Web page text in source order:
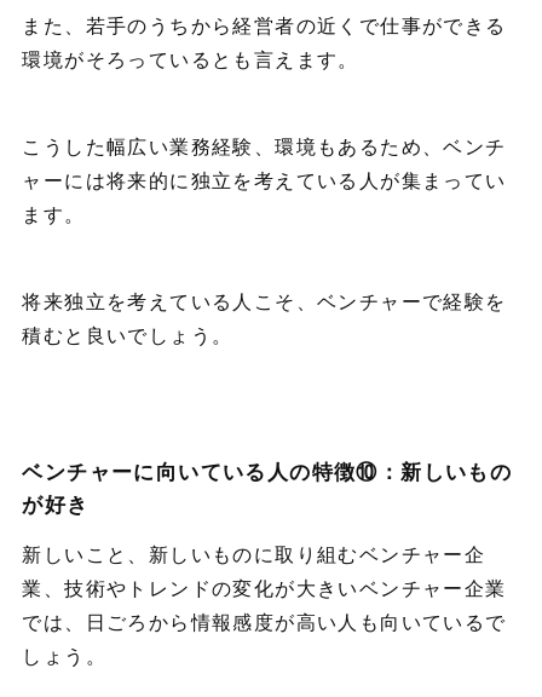
また、若手のうちから経営者の近くで仕事ができる
環境がそろっているとも言えます。
こうした幅広い業務経験、環境もあるため、ベンチ
ャーには将来的に独立を考えている人が集まってい
ます。
将来独立を考えている人こそ、ベンチャーで経験を
積むと良いでしょう。
ベンチャーに向いている人の特徴⑩：新しいもの
が好き
新しいこと、新しいものに取り組むベンチャー企
業、技術やトレンドの変化が大きいベンチャー企業
では、日ごろから情報感度が高い人も向いているで
しょう。